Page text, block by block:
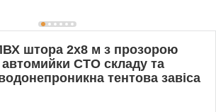
штора 2х8 м з прозорою
СТО складу та
тентова завіса